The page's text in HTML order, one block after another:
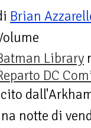
Brian
Library
DC
notte di